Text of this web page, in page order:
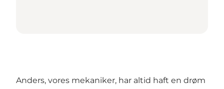
Anders, vores mekaniker, har altid haft en drøm